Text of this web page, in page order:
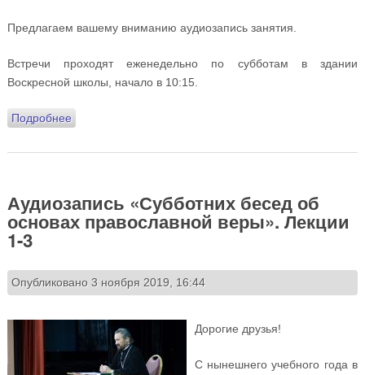
Предлагаем вашему вниманию аудиозапись занятия.
Встречи проходят еженедельно по субботам в здании
Воскресной школы, начало в 10:15.
Подробнеео Аудиозапись «Субботних бесед об основах
Аудиозапись «Субботних бесед об
основах православной веры». Лекции
1-3
Опубликовано 3 ноября 2019, 16:44
Дорогие друзья!
С нынешнего учебного года в